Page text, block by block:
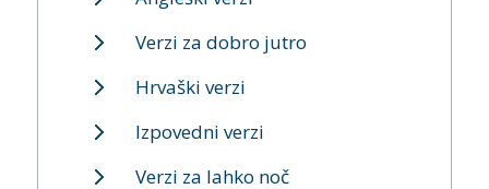
Verzi za dobro jutro
Hrvaški verzi
Izpovedni verzi
Verzi za lahko noč